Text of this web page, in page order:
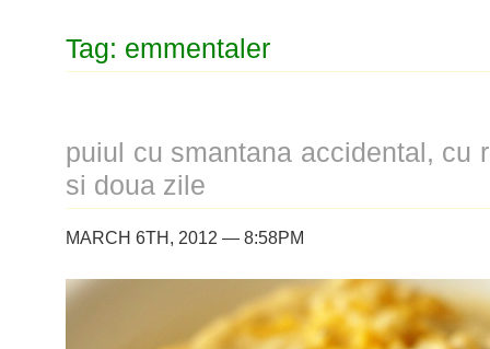
Tag: emmentaler
puiul cu smantana accidental, cu
si doua zile
MARCH 6TH, 2012 — 8:58PM